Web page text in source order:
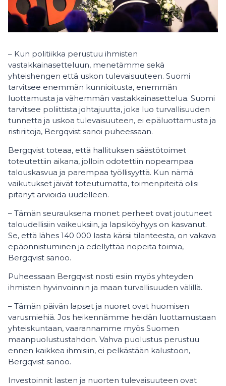
– Kun politiikka perustuu ihmisten
vastakkainasetteluun, menetämme sekä
yhteishengen että uskon tulevaisuuteen. Suomi
tarvitsee enemmän kunnioitusta, enemmän
luottamusta ja vähemmän vastakkainasettelua. Suomi
tarvitsee poliittista johtajuutta, joka luo turvallisuuden
tunnetta ja uskoa tulevaisuuteen, ei epäluottamusta ja
ristiriitoja, Bergqvist sanoi puheessaan.
Bergqvist toteaa, että hallituksen säästötoimet
toteutettiin aikana, jolloin odotettiin nopeampaa
talouskasvua ja parempaa työllisyyttä. Kun nämä
vaikutukset jäivät toteutumatta, toimenpiteitä olisi
pitänyt arvioida uudelleen.
– Tämän seurauksena monet perheet ovat joutuneet
taloudellisiin vaikeuksiin, ja lapsiköyhyys on kasvanut.
Se, että lähes 140 000 lasta kärsii tilanteesta, on vakava
epäonnistuminen ja edellyttää nopeita toimia,
Bergqvist sanoo.
Puheessaan Bergqvist nosti esiin myös yhteyden
ihmisten hyvinvoinnin ja maan turvallisuuden välillä.
– Tämän päivän lapset ja nuoret ovat huomisen
varusmiehiä. Jos heikennämme heidän luottamustaan
yhteiskuntaan, vaarannamme myös Suomen
maanpuolustustahdon. Vahva puolustus perustuu
ennen kaikkea ihmisiin, ei pelkästään kalustoon,
Bergqvist sanoo.
Investoinnit lasten ja nuorten tulevaisuuteen ovat